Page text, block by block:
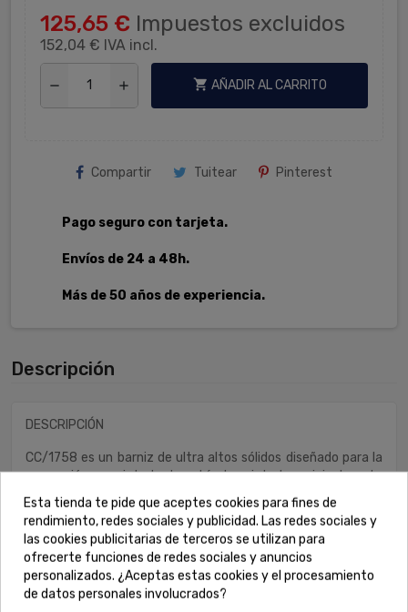
125,65 € Impuestos excluidos
152,04 € IVA incl.
remove add shopping_cart AÑADIR AL CARRITO
Compartir Tuitear Pinterest
Pago seguro con tarjeta.
Envíos de 24 a 48h.
Más de 50 años de experiencia.
Descripción
DESCRIPCIÓN
CC/1758 es un barniz de ultra altos sólidos diseñado para la
reparación y repintado de vehículos pintados originalmente
con barniz sobre un sistema bicapa. Optimizado para su
aplicación sobre la Serie W6000, destaca por: Facilidad de
aplicación. Alta productividad. Excelente acabado, con un
brillo superior al 100%. Diferentes opciones de secado en
combinación con sus catalizadores y disolventes. Alta
dureza superficial, gran resistencia a la abrasión de las
máquinas de lavado Car-Wash. Alta resistencia a UV.
Esta tienda te pide que aceptes cookies para fines de
rendimiento, redes sociales y publicidad. Las redes sociales y
las cookies publicitarias de terceros se utilizan para
ofrecerte funciones de redes sociales y anuncios
personalizados. ¿Aceptas estas cookies y el procesamiento
de datos personales involucrados?